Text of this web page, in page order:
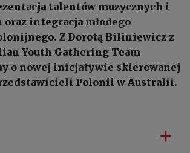
talentów muzycznych i
integracja młodego
Z Dorotą Biliniewicz z
Youth Gathering Team
o nowej inicjatywie skierowanej
Polonii w Australii.
